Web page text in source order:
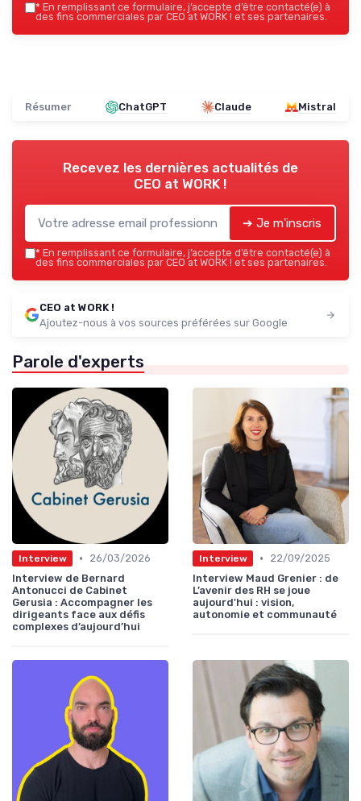
* En remplissant ce formulaire, j’accepte d’être contacté(e) à
des fins commerciales par CEO at WORK ! et ses partenaires.
Résumer ChatGPT Claude Mistral
Recevez les dernières actualités de
CEO at WORK !
➔ Je m'inscris
* En remplissant ce formulaire, j’accepte d’être contacté(e) à
des fins commerciales par CEO at WORK ! et ses partenaires.
CEO at WORK !
Ajoutez-nous à vos sources préférées sur Google
Parole d'experts
Interview •
26/03/2026
Interview de Bernard
Antonucci de Cabinet
Gerusia : Accompagner les
dirigeants face aux défis
complexes d’aujourd’hui
Interview •
22/09/2025
Interview Maud Grenier : de
L’avenir des RH se joue
aujourd'hui : vision,
autonomie et communauté